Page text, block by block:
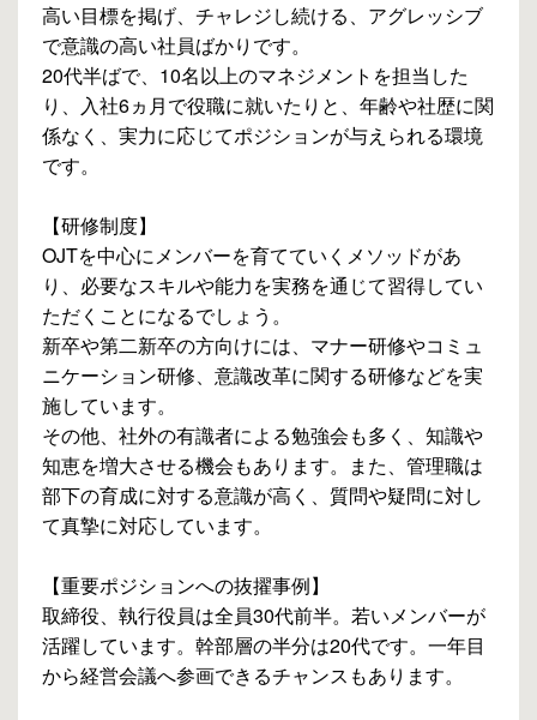
高い目標を掲げ、チャレジし続ける、アグレッシブ
で意識の高い社員ばかりです。
20代半ばで、10名以上のマネジメントを担当した
り、入社6ヵ月で役職に就いたりと、年齢や社歴に関
係なく、実力に応じてポジションが与えられる環境
です。
【研修制度】
OJTを中心にメンバーを育てていくメソッドがあ
り、必要なスキルや能力を実務を通じて習得してい
ただくことになるでしょう。
新卒や第二新卒の方向けには、マナー研修やコミュ
ニケーション研修、意識改革に関する研修などを実
施しています。
その他、社外の有識者による勉強会も多く、知識や
知恵を増大させる機会もあります。また、管理職は
部下の育成に対する意識が高く、質問や疑問に対し
て真摯に対応しています。
【重要ポジションへの抜擢事例】
取締役、執行役員は全員30代前半。若いメンバーが
活躍しています。幹部層の半分は20代です。一年目
から経営会議へ参画できるチャンスもあります。